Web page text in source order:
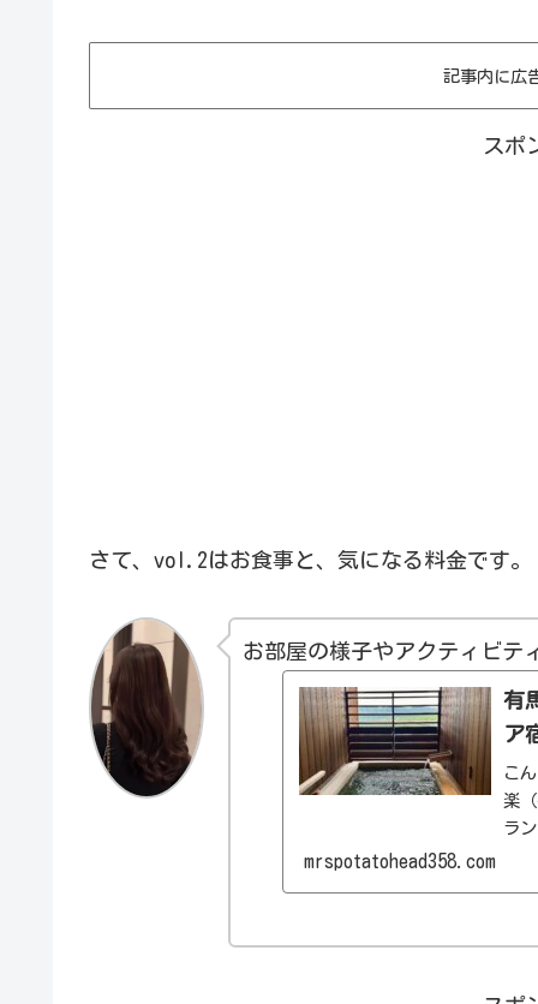
記事内に広
スポ
さて、vol.2はお食事と、気になる料金です。
お部屋の様子やアクティビテ
有
ア
こ
楽
ラ
mrspotatohead358.com